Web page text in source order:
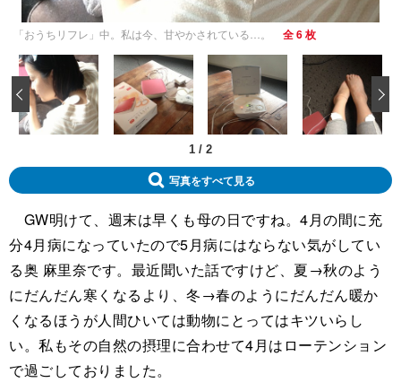
「おうちリフレ」中。私は今、甘やかされている…。 全 6 枚
1 / 2
‹
写真をすべて見る
GW明けて、週末は早くも母の日ですね。4月の間に充
分4月病になっていたので5月病にはならない気がしてい
る奥 麻里奈です。最近聞いた話ですけど、夏→秋のよう
にだんだん寒くなるより、冬→春のようにだんだん暖か
くなるほうが人間ひいては動物にとってはキツいらし
い。私もその自然の摂理に合わせて4月はローテンション
で過ごしておりました。